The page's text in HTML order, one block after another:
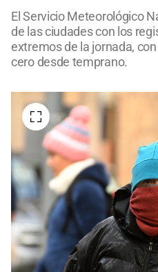
El Servicio Meteorológico
de las ciudades con los
extremos de la jornada,
cero desde temprano.